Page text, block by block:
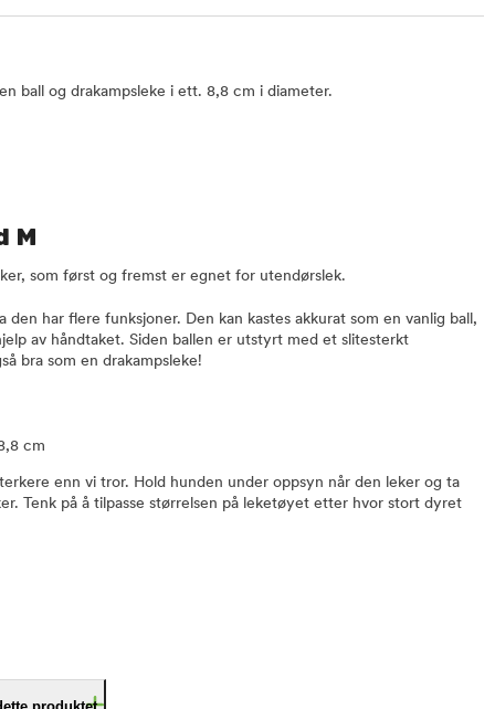
ball og drakampsleke i ett. 8,8 cm i diameter.
M
som først og fremst er egnet for utendørslek.
den har flere funksjoner. Den kan kastes akkurat som en vanlig ball,
av håndtaket. Siden ballen er utstyrt med et slitesterkt
bra som en drakampsleke!
cm
enn vi tror. Hold hunden under oppsyn når den leker og ta
Tenk på å tilpasse størrelsen på leketøyet etter hvor stort dyret